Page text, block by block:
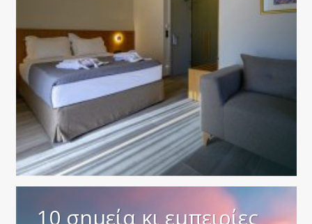
10 σημεία κι εμπειρίες